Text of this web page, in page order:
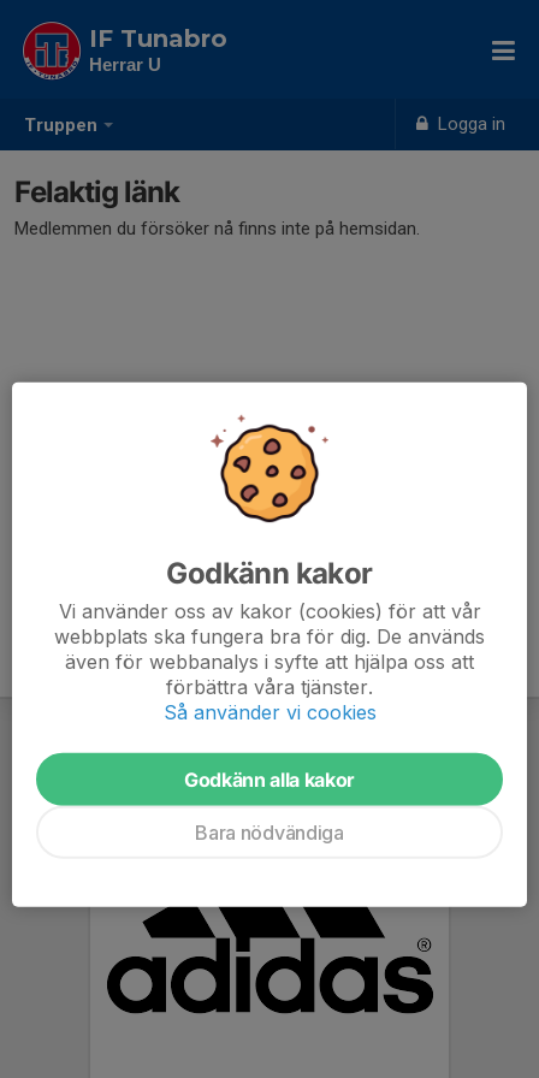
Truppen Logga in
IF Tunabro
Herrar U
Felaktig länk
Medlemmen du försöker nå finns inte på hemsidan.
Godkänn kakor
Vi använder oss av kakor (cookies) för att vår
webbplats ska fungera bra för dig. De används
även för webbanalys i syfte att hjälpa oss att
förbättra våra tjänster.
Så använder vi cookies
Godkänn alla kakor
Bara nödvändiga